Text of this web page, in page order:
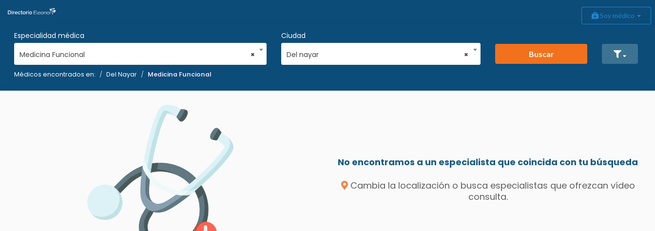
Soy médico
Especialidad médica
×
Medicina Funcional
Ciudad
×
Del nayar Buscar
Médicos encontrados en: Del Nayar Medicina Funcional
No encontramos a un especialista que coincida con tu búsqueda
Cambia la localización o busca especialistas que ofrezcan vídeo
consulta.